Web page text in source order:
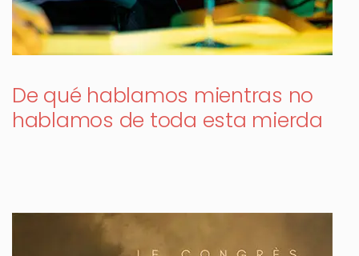
De qué hablamos mientras no
hablamos de toda esta mierda